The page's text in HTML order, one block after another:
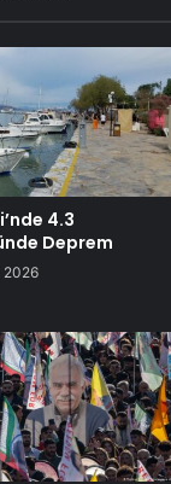
4.3
Deprem
2026